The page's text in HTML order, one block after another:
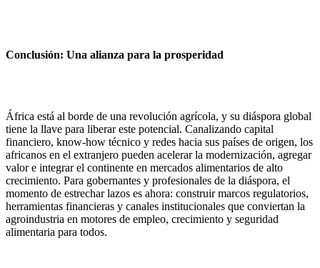
Conclusión: Una alianza para la prosperidad
África está al borde de una revolución agrícola, y su diáspora global
tiene la llave para liberar este potencial. Canalizando capital
financiero, know‑how técnico y redes hacia sus países de origen, los
africanos en el extranjero pueden acelerar la modernización, agregar
valor e integrar el continente en mercados alimentarios de alto
crecimiento. Para gobernantes y profesionales de la diáspora, el
momento de estrechar lazos es ahora: construir marcos regulatorios,
herramientas financieras y canales institucionales que conviertan la
agroindustria en motores de empleo, crecimiento y seguridad
alimentaria para todos.